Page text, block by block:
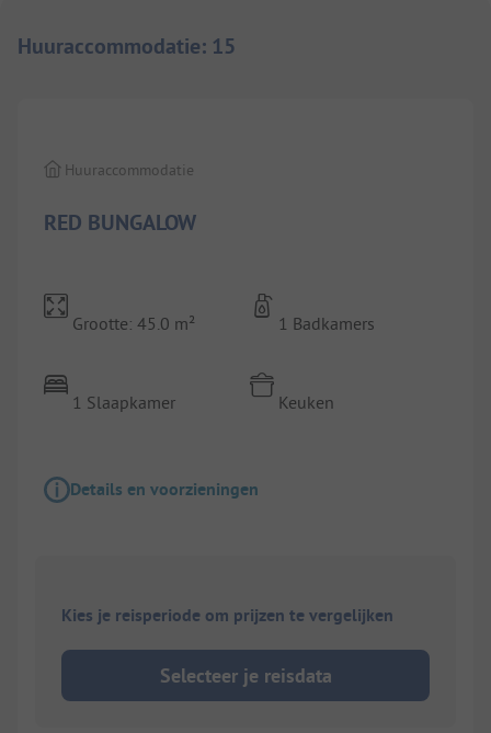
Huuraccommodatie: 15
RED BUNGALOW
Huuraccommodatie
Grootte: 45.0 m²
1 Slaapkamer
1 Badkamers
Keuken
Details en voorzieningen
Kies je reisperiode om prijzen te vergelijken
Selecteer je reisdata